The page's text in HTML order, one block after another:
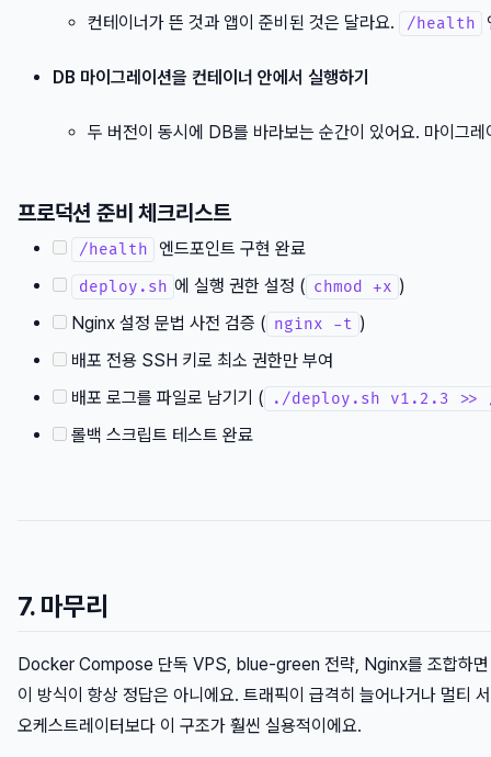
컨테이너가 뜬 것과 앱이 준비된 것은 달라요. /health
DB 마이그레이션을 컨테이너 안에서 실행하기
두 버전이 동시에 DB를 바라보는 순간이 있어요. 마이그
프로덕션 준비 체크리스트
/health 엔드포인트 구현 완료
deploy.sh 에 실행 권한 설정 ( chmod +x )
Nginx 설정 문법 사전 검증 ( nginx -t )
배포 전용 SSH 키로 최소 권한만 부여
배포 로그를 파일로 남기기 (
./deploy.sh v1.2.3 >>
롤백 스크립트 테스트 완료
7. 마무리
Docker Compose 단독 VPS, blue-green 전략, Nginx를 조합하면
이 방식이 항상 정답은 아니에요. 트래픽이 급격히 늘어나거나 멀티
오케스트레이터보다 이 구조가 훨씬 실용적이에요.